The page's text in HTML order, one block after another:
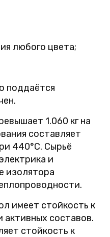
любого цвета;
поддаётся
1.060 кг на
составляет
440°C. Сырьё
и
изолятора
имеет стойкость к
составов.
стойкость к